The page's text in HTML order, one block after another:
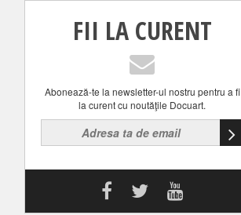
FII LA CURENT
Abonează-te la newsletter-ul nostru pentru a fi
la curent cu noutăţile Docuart.